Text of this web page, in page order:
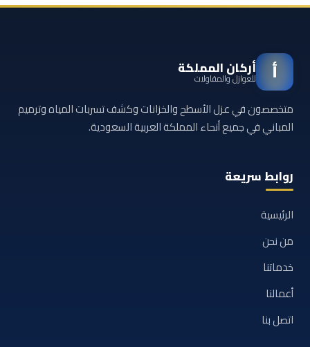
أ أركان المملكة
للعوازل والمقاولات
متخصصون في عزل الأسطح والخزانات وكشف تسربات المياه وترميم
المباني في جميع أنحاء المملكة العربية السعودية.
روابط سريعة
الرئيسية
من نحن
خدماتنا
أعمالنا
اتصل بنا